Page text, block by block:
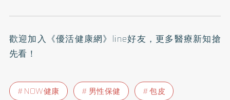
歡迎加入 《優活健康網》line好友 ，更多醫療新知搶
先看！
NOW健康 男性保健 包皮